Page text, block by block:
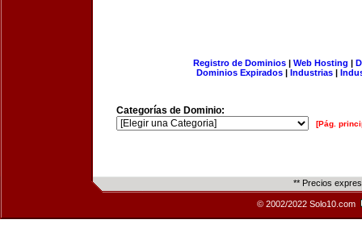
Registro de Dominios| Web Hosting |
Dominios Expirados | Industrias |
Categorías de Dominio:
[Pág.
** Precios
© 2002/2022 Solo10.com